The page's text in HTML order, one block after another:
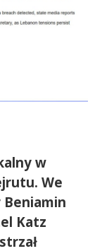
w
We
Katz